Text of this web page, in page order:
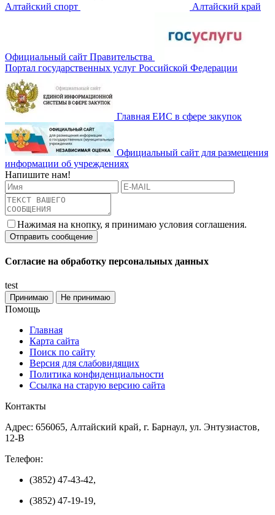
Алтайский спорт Алтайский край
Официальный сайт Правительства
Портал государственных услуг Российской Федерации
Главная ЕИС в сфере закупок
Официальный сайт для размещения
информации об учреждениях
Напишите нам!
Нажимая на кнопку, я принимаю условия соглашения.
Согласие на обработку персональных данных
test
Принимаю Не принимаю
Помощь
Главная
Карта сайта
Поиск по сайту
Версия для слабовидящих
Политика конфиденциальности
Ссылка на старую версию сайта
Контакты
Адрес: 656065, Алтайский край, г. Барнаул, ул. Энтузиастов,
12-В
Телефон:
(3852) 47-43-42,
(3852) 47-19-19,